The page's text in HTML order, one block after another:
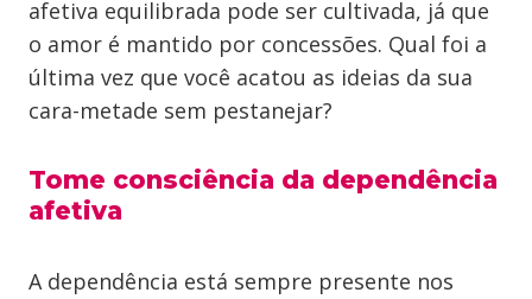
afetiva equilibrada pode ser cultivada, já que
o amor é mantido por concessões. Qual foi a
última vez que você acatou as ideias da sua
cara-metade sem pestanejar?
Tome consciência da dependência
afetiva
A dependência está sempre presente nos